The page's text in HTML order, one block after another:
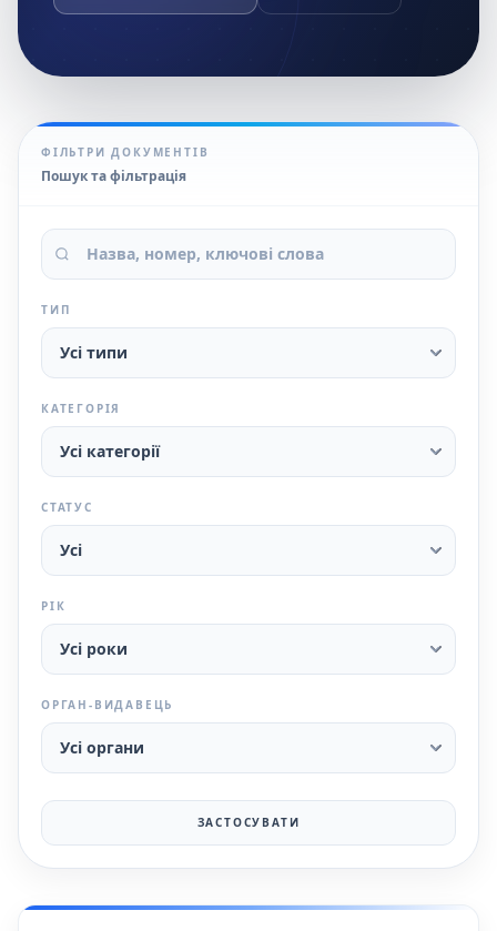
ФІЛЬТРИ ДОКУМЕНТІВ
Пошук та фільтрація
ТИП
КАТЕГОРІЯ
СТАТУС
РІК
ОРГАН-ВИДАВЕЦЬ
ЗАСТОСУВАТИ